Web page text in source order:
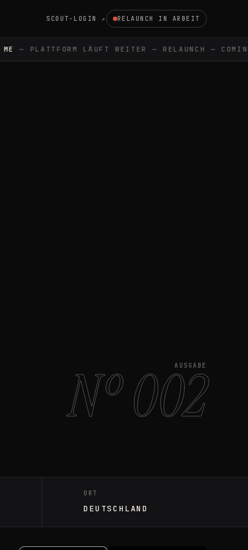
SCOUT-LOGIN ↗ RELAUNCH IN ARBEIT
— PLATTFORM LÄUFT WEITER — RELAUNCH —
AUSGABE
Nº 002
ORT
DEUTSCHLAND